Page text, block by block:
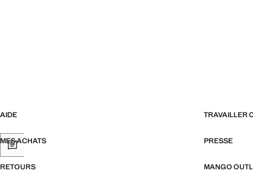
AIDE TRAVAILLER
MES ACHATS PRESSE
RETOURS MANGO